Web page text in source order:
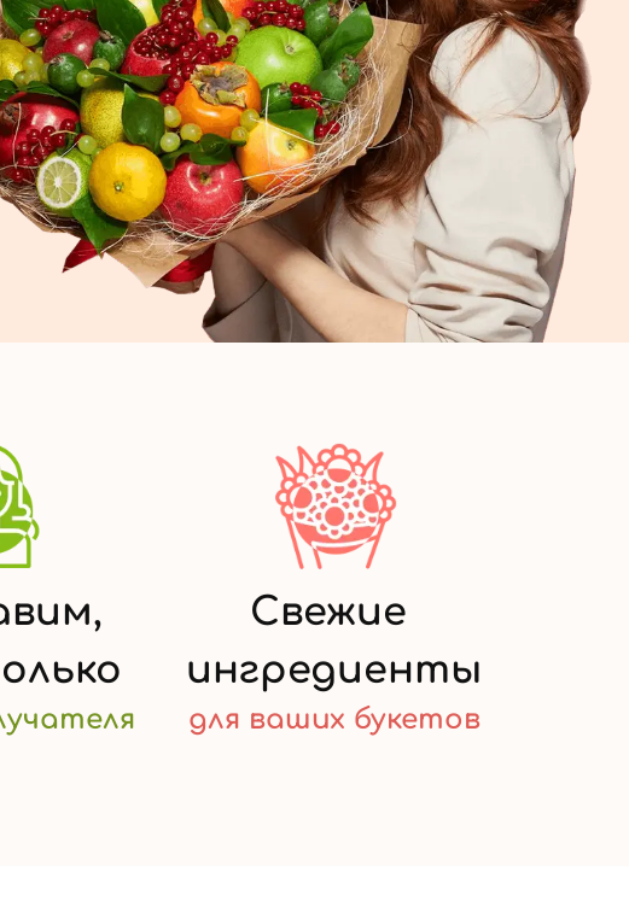
Свежие
ингредиенты
для ваших букетов